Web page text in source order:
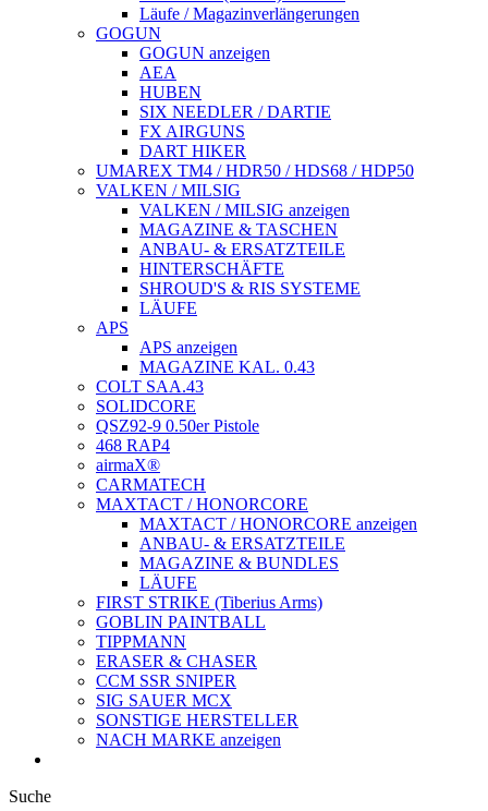
Läufe / Magazinverlängerungen
GOGUN
GOGUN anzeigen
AEA
HUBEN
SIX NEEDLER / DARTIE
FX AIRGUNS
DART HIKER
UMAREX TM4 / HDR50 / HDS68 / HDP50
VALKEN / MILSIG
VALKEN / MILSIG anzeigen
MAGAZINE & TASCHEN
ANBAU- & ERSATZTEILE
HINTERSCHÄFTE
SHROUD'S & RIS SYSTEME
LÄUFE
APS
APS anzeigen
MAGAZINE KAL. 0.43
COLT SAA.43
SOLIDCORE
QSZ92-9 0.50er Pistole
468 RAP4
airmaX®
CARMATECH
MAXTACT / HONORCORE
MAXTACT / HONORCORE anzeigen
ANBAU- & ERSATZTEILE
MAGAZINE & BUNDLES
LÄUFE
FIRST STRIKE (Tiberius Arms)
GOBLIN PAINTBALL
TIPPMANN
ERASER & CHASER
CCM SSR SNIPER
SIG SAUER MCX
SONSTIGE HERSTELLER
NACH MARKE anzeigen
Suche